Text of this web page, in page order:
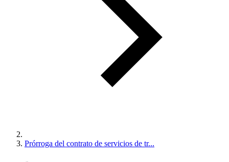
Prórroga del contrato de servicios de tr...